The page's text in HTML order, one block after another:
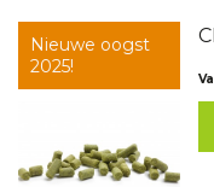
Nieuwe oogst
2025!